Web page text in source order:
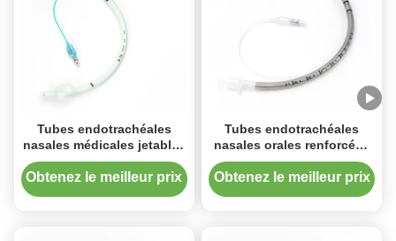
Tubes endotrachéales
nasales médicales jetables
avec manchette en PU
Obtenez le meilleur prix
Tubes endotrachéales
nasales orales renforcées
à micro-menottes
Obtenez le meilleur prix